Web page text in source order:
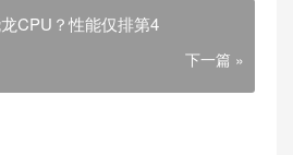
CPU？性能仅排第4
下一篇 »